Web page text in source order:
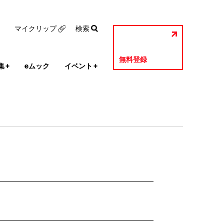
+ eムック イベント +
無料登録
マイクリップ 検索